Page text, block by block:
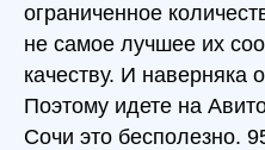
ограниченное
не самое лучшее их
качеству. И наверняка
Поэтому идете на
Сочи это бесполезно.